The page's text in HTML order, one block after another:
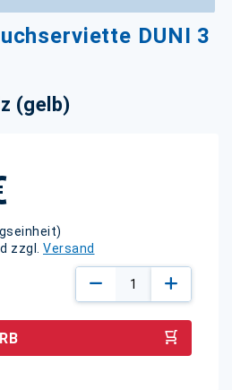
DUNI 3
(gelb)
zzgl. Versand